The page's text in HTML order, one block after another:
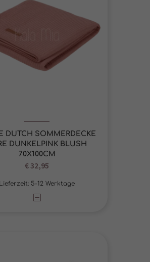
DUTCH SOMMERDECKE
DUNKELPINK BLUSH
70X100CM
€32,95
Lieferzeit: 5-12 Werktage